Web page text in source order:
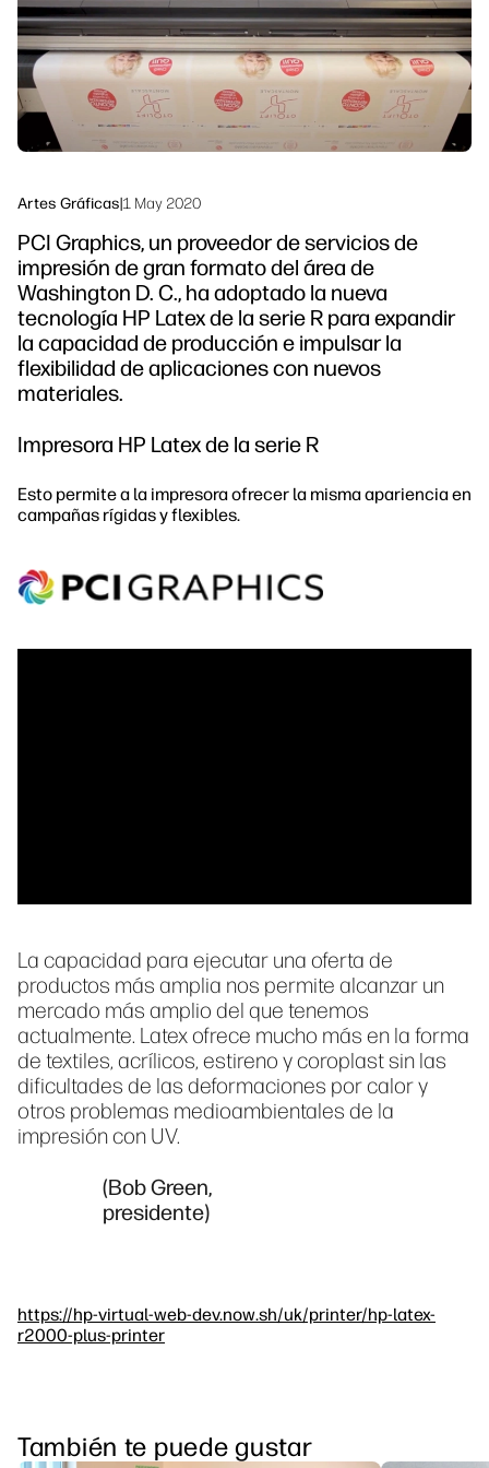
Síguenos
linkedInfacebook
twitteryoutube
Artes Gráficas|1 May 2020
PCI Graphics, un proveedor de servicios de
impresión de gran formato del área de
Washington D. C., ha adoptado la nueva
tecnología HP Latex de la serie R para expandir
la capacidad de producción e impulsar la
flexibilidad de aplicaciones con nuevos
materiales.
Impresora HP Latex de la serie R
Esto permite a la impresora ofrecer la misma apariencia en
campañas rígidas y flexibles.
La capacidad para ejecutar una oferta de
productos más amplia nos permite alcanzar un
mercado más amplio del que tenemos
actualmente. Latex ofrece mucho más en la forma
de textiles, acrílicos, estireno y coroplast sin las
dificultades de las deformaciones por calor y
otros problemas medioambientales de la
impresión con UV.
(Bob Green,
presidente)
https://hp-virtual-web-dev.now.sh/uk/printer/hp-latex-
r2000-plus-printer
También te puede gustar